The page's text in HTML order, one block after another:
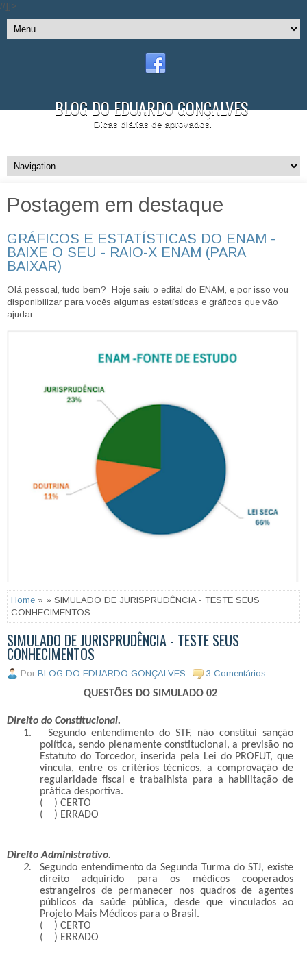
//]]>
BLOG DO EDUARDO GONÇALVES
Dicas diárias de aprovados.
Postagem em destaque
GRÁFICOS E ESTATÍSTICAS DO ENAM -
BAIXE O SEU - RAIO-X ENAM (PARA
BAIXAR)
Olá pessoal, tudo bem? Hoje saiu o edital do ENAM, e por isso vou
disponibilizar para vocês algumas estatísticas e gráficos que vão
ajudar ...
Home » » SIMULADO DE JURISPRUDÊNCIA - TESTE SEUS
CONHECIMENTOS
SIMULADO DE JURISPRUDÊNCIA - TESTE SEUS
CONHECIMENTOS
Por BLOG DO EDUARDO GONÇALVES 3 Comentários
QUESTÕES DO SIMULADO 02
Direito do Constitucional.
1.
Segundo entendimento do STF, não constitui sanção
política, sendo plenamente constitucional, a previsão no
Estatuto do Torcedor, inserida pela Lei do PROFUT, que
vincula, entre os critérios técnicos, a comprovação de
regularidade fiscal e trabalhista para a habilitação de
prática desportiva.
( ) CERTO
( ) ERRADO
Direito Administrativo.
2.
Segundo entendimento da Segunda Turma do STJ, existe
direito adquirido para os médicos cooperados
estrangeiros de permanecer nos quadros de agentes
públicos da saúde pública, desde que vinculados ao
Projeto Mais Médicos para o Brasil.
( ) CERTO
( ) ERRADO